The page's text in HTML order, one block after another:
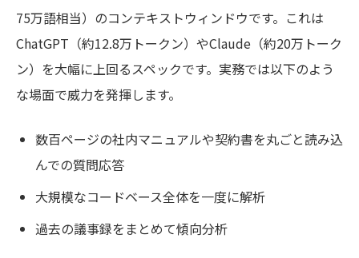
75万語相当）のコンテキストウィンドウです。これは
ChatGPT（約12.8万トークン）やClaude（約20万トーク
ン）を大幅に上回るスペックです。実務では以下のよう
な場面で威力を発揮します。
数百ページの社内マニュアルや契約書を丸ごと読み込
んでの質問応答
大規模なコードベース全体を一度に解析
過去の議事録をまとめて傾向分析